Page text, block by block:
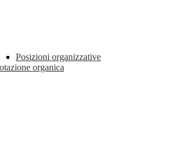
Posizioni organizzative
organica